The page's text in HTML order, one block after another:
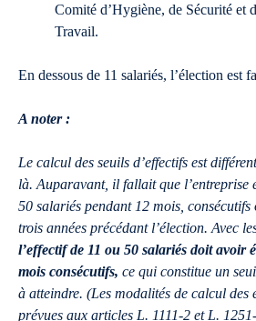
Comité d’Hygiène, de Sécurité et
Travail.
En dessous de 11 salariés, l’élection est
A noter :
Le calcul des seuils d’effectifs est
là. Auparavant, il fallait que l’entreprise
50 salariés pendant 12 mois, consécutifs
trois années précédant l’élection. Avec
l’effectif de 11 ou 50 salariés doit avoir
mois consécutifs, ce qui constitue un
à atteindre. (Les modalités de calcul des
prévues aux articles L. 1111-2 et L.